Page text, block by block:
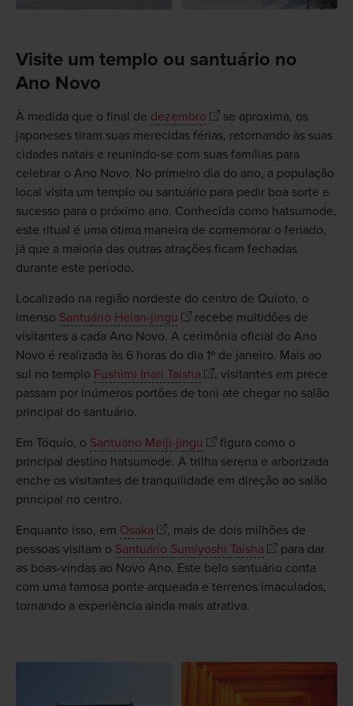
Visite um templo ou santuário no
Ano Novo
À medida que o final de dezembro
se aproxima, os
japoneses tiram suas merecidas férias, retornando às suas
cidades natais e reunindo-se com suas famílias para
celebrar o Ano Novo. No primeiro dia do ano, a população
local visita um templo ou santuário para pedir boa sorte e
sucesso para o próximo ano. Conhecida como hatsumode,
este ritual é uma ótima maneira de comemorar o feriado,
já que a maioria das outras atrações ficam fechadas
durante este período.
Localizado na região nordeste do centro de Quioto, o
imenso Santuário Heian-jingu
recebe multidões de
visitantes a cada Ano Novo. A cerimônia oficial do Ano
Novo é realizada às 6 horas do dia 1º de janeiro. Mais ao
sul no templo Fushimi Inari Taisha
, visitantes em prece
passam por inúmeros portões de torii até chegar no salão
principal do santuário.
Em Tóquio, o Santuário Meiji-jingu
figura como o
principal destino hatsumode. A trilha serena e arborizada
enche os visitantes de tranquilidade em direção ao salão
principal no centro.
Enquanto isso, em Osaka
, mais de dois milhões de
pessoas visitam o Santuário Sumiyoshi Taisha
para dar
as boas-vindas ao Novo Ano. Este belo santuário conta
com uma famosa ponte arqueada e terrenos imaculados,
tornando a experiência ainda mais atrativa.